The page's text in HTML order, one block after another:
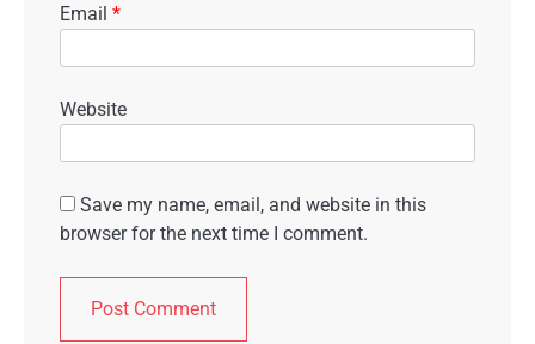
Email *
Website
Save my name, email, and website in this
browser for the next time I comment.